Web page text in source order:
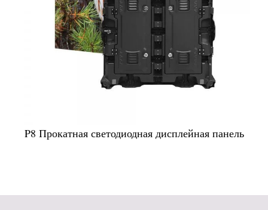
P8 Прокатная светодиодная дисплейная панель